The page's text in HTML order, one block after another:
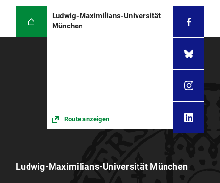
Ludwig-Maximilians-Universität
München
Route anzeigen
Ludwig-Maximilians-Universität München